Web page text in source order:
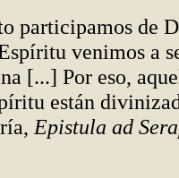
participamos de
venimos a
[...] Por eso,
están
Epistula ad